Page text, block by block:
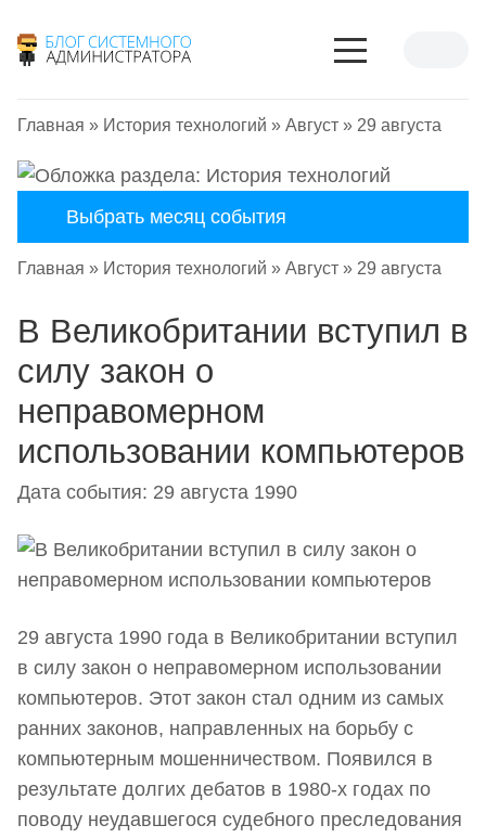
Главная » История технологий » Август » 29 августа
Выбрать месяц события
Главная » История технологий » Август » 29 августа
В Великобритании вступил в
силу закон о
неправомерном
использовании компьютеров
Дата события: 29 августа 1990
29 августа 1990 года в Великобритании вступил
в силу закон о неправомерном использовании
компьютеров. Этот закон стал одним из самых
ранних законов, направленных на борьбу с
компьютерным мошенничеством. Появился в
результате долгих дебатов в 1980-х годах по
поводу неудавшегося судебного преследования